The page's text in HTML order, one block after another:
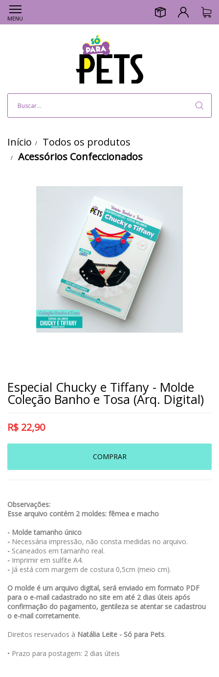
MENU
Início
Todos os produtos
Acessórios Confeccionados
Especial Chucky e Tiffany - Molde
Coleção Banho e Tosa (Arq. Digital)
R$ 22,90
COMPRAR
Observações:
Esse arquivo contém 2 moldes: fêmea e macho
- Molde tamanho único
- Necessária impressão, não consta medidas no arquivo.
- Scaneados em tamanho real.
- Imprimir em sulfite A4.
- Já está com margem de costura 0,5cm (meio cm).
O molde é um arquivo digital, será enviado em formato PDF
para o e-mail cadastrado no site em até 2 dias úteis após
confirmação do pagamento, gentileza se atentar se cadastrou
o e-mail corretamente.
Direitos reservados à Natália Leite - Só para Pets.
• Prazo para postagem: 2 dias úteis